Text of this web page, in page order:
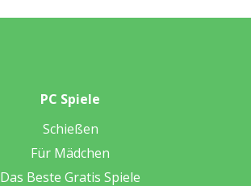
PC Spiele
Schießen
Für Mädchen
Das Beste Gratis Spiele